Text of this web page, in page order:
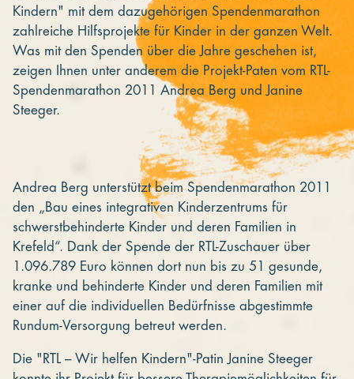
Kindern" mit dem dazugehörigen Spendenmarathon
zahlreiche Hilfsprojekte für Kinder in der ganzen Welt.
Was mit den Spenden über die Jahre geschehen ist,
zeigen Ihnen unter anderem die Projekt-Paten vom RTL-
Spendenmarathon 2011 Andrea Berg und Janine
Steeger.
Andrea Berg unterstützt beim Spendenmarathon 2011
den „Bau eines integrativen Kinderzentrums für
schwerstbehinderte Kinder und deren Familien in
Krefeld“. Dank der Spende der RTL-Zuschauer über
1.096.789 Euro können dort nun bis zu 51 gesunde,
kranke und behinderte Kinder und deren Familien mit
einer auf die individuellen Bedürfnisse abgestimmte
Rundum-Versorgung betreut werden.
Die "RTL – Wir helfen Kindern"-Patin Janine Steeger